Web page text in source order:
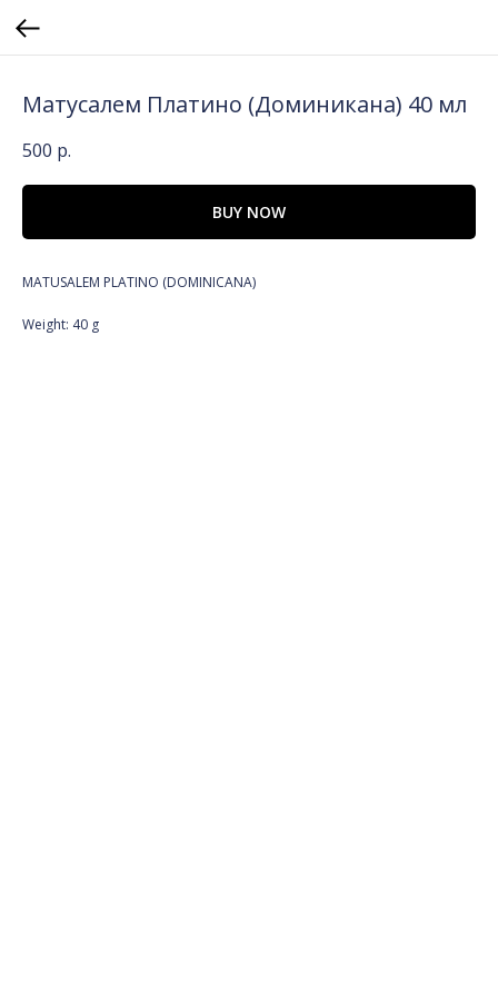
Матусалем Платино (Доминикана) 40 мл
500 р.
BUY NOW
MATUSALEM PLATINO (DOMINICANA)
Weight: 40 g